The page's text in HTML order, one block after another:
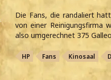
Die Fans, die randaliert
von einer Reinigungsfirma
also umgerechnet 375
HP Fans Kinosaal